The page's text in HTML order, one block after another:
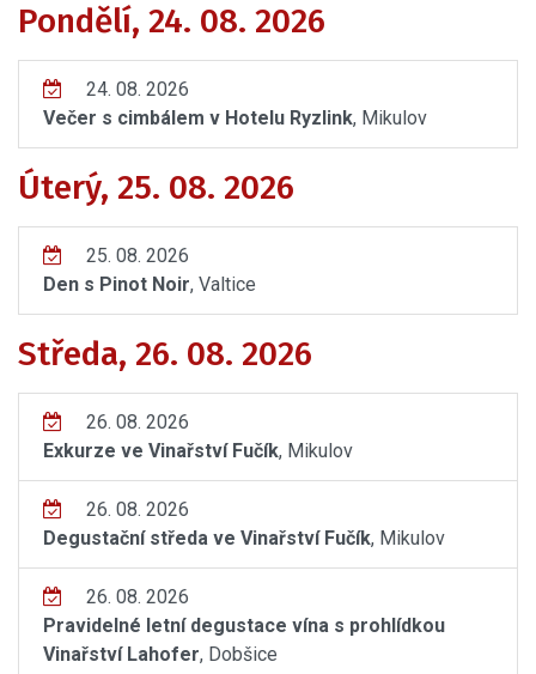
Pondělí, 24. 08. 2026
24. 08. 2026
Večer s cimbálem v Hotelu Ryzlink, Mikulov
Úterý, 25. 08. 2026
25. 08. 2026
Den s Pinot Noir, Valtice
Středa, 26. 08. 2026
26. 08. 2026
Exkurze ve Vinařství Fučík, Mikulov
26. 08. 2026
Degustační středa ve Vinařství Fučík, Mikulov
26. 08. 2026
Pravidelné letní degustace vína s prohlídkou
Vinařství Lahofer, Dobšice